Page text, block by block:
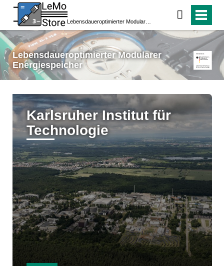
Lebensdaueroptimierter Modularer
Energiespeicher
Karlsruher Institut für
Technologie